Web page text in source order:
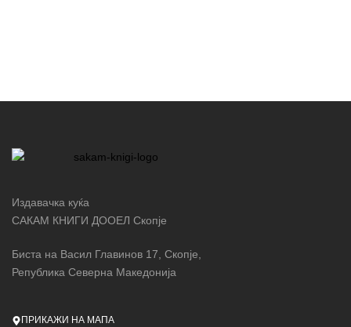
Издавачка куќа
САКАМ КНИГИ ДООЕЛ Скопје
Биста на Васил Главинов 17, Скопје,
Република Северна Македонија
ПРИКАЖИ НА МАПА